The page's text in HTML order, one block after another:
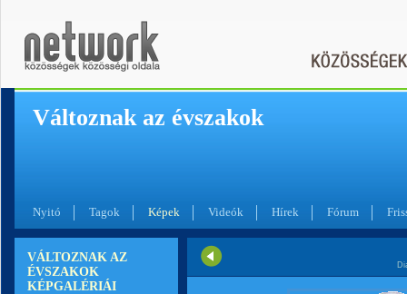
Változnak az évszakok
Nyitó Tagok Képek Videók Hírek Fórum
VÁLTOZNAK AZ
ÉVSZAKOK
KÉPGALÉRIÁI